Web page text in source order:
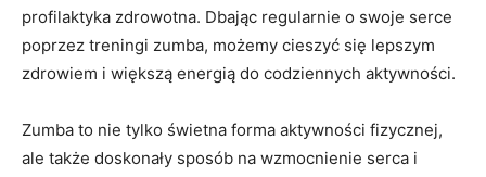
profilaktyka zdrowotna. Dbając regularnie o swoje serce
poprzez treningi zumba, możemy cieszyć się lepszym
zdrowiem i większą energią do codziennych aktywności.
Zumba to nie tylko świetna forma aktywności fizycznej,
ale także doskonały sposób na wzmocnienie serca i